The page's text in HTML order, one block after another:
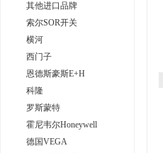
其他进口品牌
索尔SOR开关
横河
西门子
恩德斯豪斯E+H
科隆
罗斯蒙特
霍尼韦尔Honeywell
德国VEGA